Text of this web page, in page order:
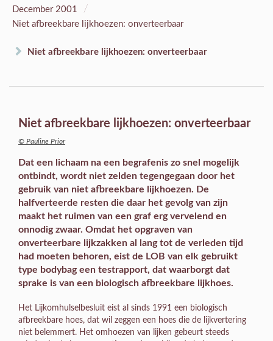
December 2001 /
Niet afbreekbare lijkhoezen: onverteerbaar
Niet afbreekbare lijkhoezen: onverteerbaar
Niet afbreekbare lijkhoezen: onverteerbaar
© Pauline Prior
Dat een lichaam na een begrafenis zo snel mogelijk
ontbindt, wordt niet zelden tegengegaan door het
gebruik van niet afbreekbare lijkhoezen. De
halfverteerde resten die daar het gevolg van zijn
maakt het ruimen van een graf erg vervelend en
onnodig zwaar. Omdat het opgraven van
onverteerbare lijkzakken al lang tot de verleden tijd
had moeten behoren, eist de LOB van elk gebruikt
type bodybag een testrapport, dat waarborgt dat
sprake is van een biologisch afbreekbare lijkhoes.
Het Lijkomhulselbesluit eist al sinds 1991 een biologisch
afbreekbare hoes, dat wil zeggen een hoes die de lijkvertering
niet belemmert. Het omhoezen van lijken gebeurt steeds